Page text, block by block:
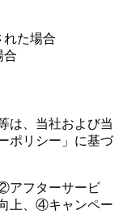
れた場合
合
は、当社および当
ポリシー」に基づ
アフターサービ
上、④キャンペー